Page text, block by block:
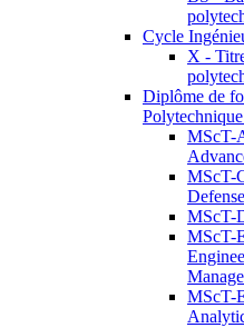
Cycle
X -
Diplôme de
MScT-
MScT-
MScT-
MScT-
MScT-